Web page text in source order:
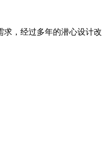
求，经过多年的潜心设计改